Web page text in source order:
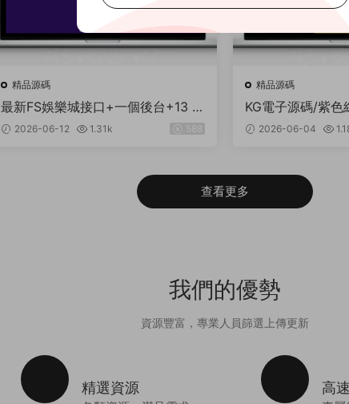
精品源碼
最新FS娛樂城接口+一個後台+13 套
獨立站+帶本地彩+一鍵搭建腳本
2026-06-12 1.31k 588
精品源碼
KG電子源碼/紫
老虎機源碼/電玩
統源碼/棋牌捕魚
2026-06-04
查看更多
我們的優勢
資源豐富，專業人員篩選上傳更新
精選資源 高